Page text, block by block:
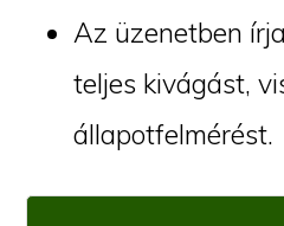
Az üzenetben
teljes kivágást,
állapotfelmérést.